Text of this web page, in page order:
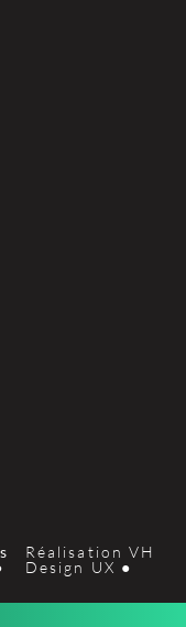
Réalisation VH
Design UX ●